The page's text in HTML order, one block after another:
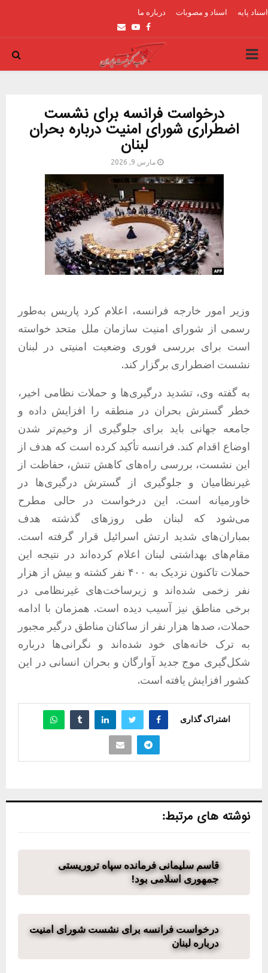
اسناد پایه اسناد و مصوبات درباره ما
Facebook
Youtube
Email
PRIMARY
درخواست فرانسه برای نشست
اضطراری شورای امنیت درباره بحران
لبنان
مارس 9, 2026
وزیر امور خارجه فرانسه، اعلام کرد پاریس به‌طور
رسمی از شورای امنیت سازمان ملل متحد خواسته
است برای بررسی فوری وضعیت امنیتی در لبنان
نشست اضطراری برگزار کند.
به گفته وی، تشدید درگیری‌ها و حملات نظامی اخیر،
خطر گسترش بحران در منطقه را افزایش داده و
جامعه جهانی باید برای جلوگیری از وخیم‌تر شدن
اوضاع اقدام کند. فرانسه تأکید کرده است که هدف از
این نشست، بررسی راه‌های کاهش تنش، حفاظت از
غیرنظامیان و جلوگیری از گسترش درگیری‌ها در
خاورمیانه است. این درخواست در حالی مطرح
می‌شود که لبنان طی روزهای گذشته هدف
بمباران‌های شدید ارتش اسرائیل قرار گرفته است.
مقام‌های بهداشتی لبنان اعلام کرده‌اند در نتیجه این
حملات تاکنون نزدیک به ۴۰۰ نفر کشته و بیش از هزار
نفر زخمی شده‌اند و زیرساخت‌های غیرنظامی در
برخی مناطق نیز آسیب دیده است. همزمان با ادامه
حملات، صدها هزار نفر از ساکنان مناطق درگیر مجبور
به ترک خانه‌های خود شده‌اند و نگرانی‌ها درباره
شکل‌گیری موج جدید آوارگان و بحران انسانی در این
کشور افزایش یافته است.
اشتراک گذاری
نوشته های مرتبط:
قاسم سلیمانی فرمانده سپاه تروریستی
جمهوری اسلامی بود!
درخواست فرانسه برای نشست شورای امنیت
درباره لبنان